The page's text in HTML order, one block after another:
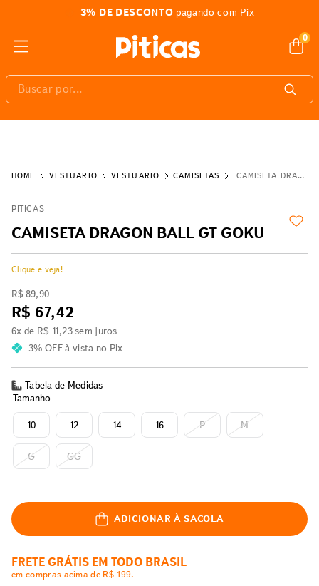
3% DE DESCONTO pagando com Pix
0
Buscar por...
VESTUÁRIO VESTUÁRIO CAMISETAS CAMISETA DRAGON BALL GT GOKU
PITICAS
CAMISETA DRAGON BALL GT GOKU
Clique e veja!
R$89,90
R$ 67,42
6x de R$ 11,23sem juros
3% OFFà vista no Pix
Tabela de Medidas
Tamanho
16 P
G
M
GG
14
12
10
ADICIONAR À SACOLA
FRETE GRÁTIS EM TODO BRASIL
em compras acima de R$ 199.